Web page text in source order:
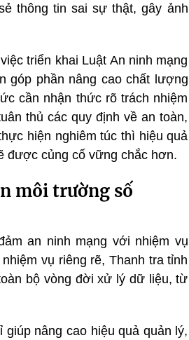
thông tin sai sự thật, gây ảnh
triển khai Luật An ninh mạng
góp phần nâng cao chất lượng
cần nhận thức rõ trách nhiệm
thủ các quy định về an toàn,
hiện nghiêm túc thì hiệu quả
được củng cố vững chắc hơn.
môi trường số
an ninh mạng với nhiệm vụ
vụ riêng rẽ, Thanh tra tỉnh
bộ vòng đời xử lý dữ liệu, từ
nâng cao hiệu quả quản lý,